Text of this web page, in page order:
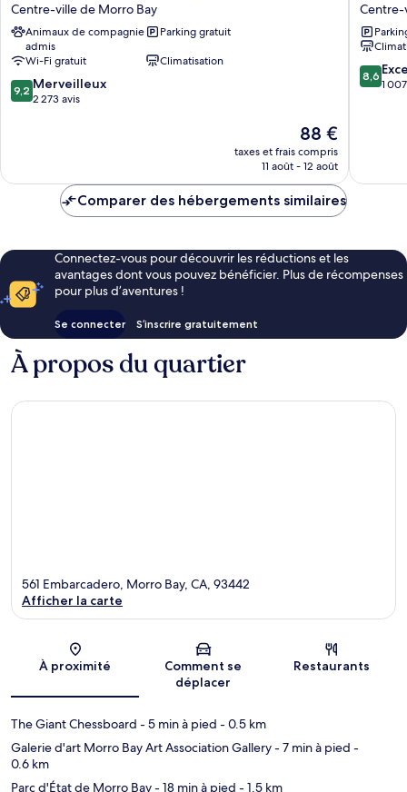
Inn
Morro
Bay
Centre-
ville
de
Centre-ville de Morro Bay
Animaux de compagnie
admis
Parking gratuit
Wi-Fi gratuit
Climatisation
9.2
sur
9,2 Merveilleux
2 273 avis
Le
nouveau
prix
de
88 €
taxes et frais compris
11 août - 12 août
Centre-
ville
de
Morro
Bay
Centre-
8.6
sur
8,6
1
Comparer des hébergements similaires
Connectez-vous pour découvrir les réductions et les
avantages dont vous pouvez bénéficier. Plus de récompenses
pour plus d’aventures !
Se connecter S’inscrire gratuitement
À propos du quartier
Carte
561 Embarcadero, Morro Bay, CA, 93442
Afficher la carte
À proximité
Comment se
déplacer
Restaurants
The Giant Chessboard - 5 min à pied - 0.5 km
Galerie d'art Morro Bay Art Association Gallery- 7 min à pied -
0.6 km
Parc d'État de Morro Bay- 18 min à pied - 1.5 km